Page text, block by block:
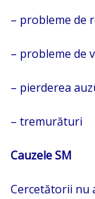
– probleme de
– probleme de
– pierderea
– tremurături
Cauzele SM
Cercetătorii nu